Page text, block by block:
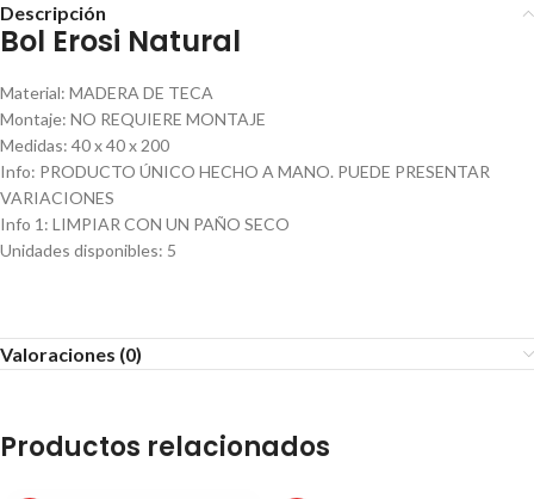
Descripción
Bol Erosi Natural
Material: MADERA DE TECA
Montaje: NO REQUIERE MONTAJE
Medidas: 40 x 40 x 200
Info: PRODUCTO ÚNICO HECHO A MANO. PUEDE PRESENTAR
VARIACIONES
Info 1 : LIMPIAR CON UN PAÑO SECO
Unidades disponibles: 5
Valoraciones (0)
Productos relacionados